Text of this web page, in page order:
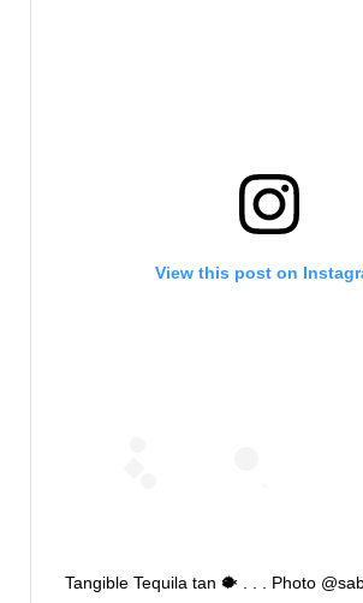
View this post on
Tangible Tequila tan 🐡 . . . Photo